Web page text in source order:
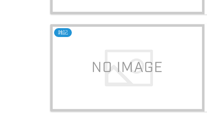
雑記